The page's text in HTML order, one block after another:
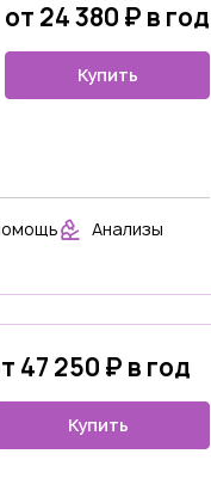
от 24 380 ₽ в год
Купить
Анализы
47 250 ₽ в год
Купить